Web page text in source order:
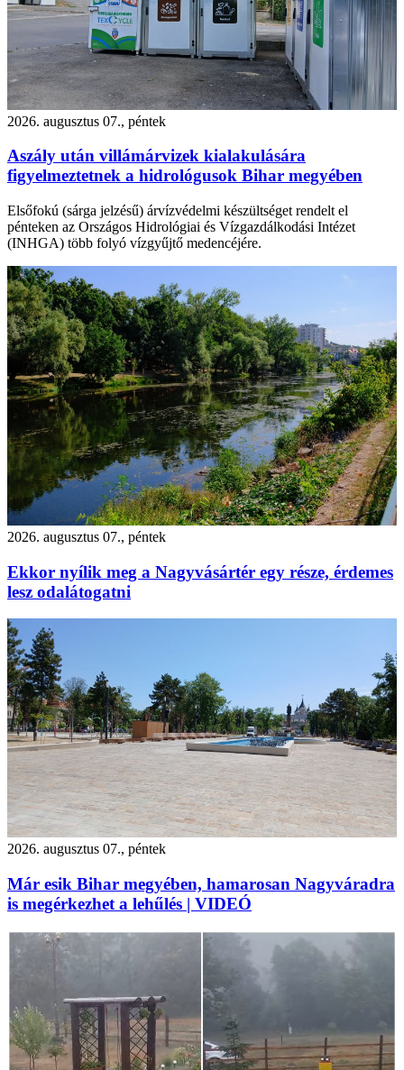
2026. augusztus 07., péntek
Aszály után villámárvizek kialakulására
figyelmeztetnek a hidrológusok Bihar megyében
Elsőfokú (sárga jelzésű) árvízvédelmi készültséget rendelt el
pénteken az Országos Hidrológiai és Vízgazdálkodási Intézet
(INHGA) több folyó vízgyűjtő medencéjére.
2026. augusztus 07., péntek
Ekkor nyílik meg a Nagyvásártér egy része, érdemes
lesz odalátogatni
2026. augusztus 07., péntek
Már esik Bihar megyében, hamarosan Nagyváradra
is megérkezhet a lehűlés | VIDEÓ